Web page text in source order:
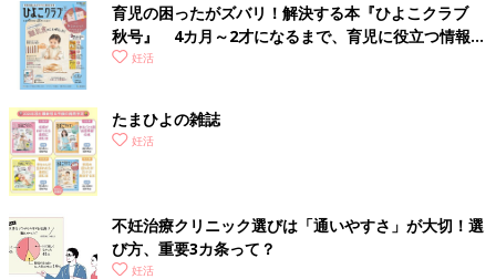
育児の困ったがズバリ！解決する本『ひよこクラブ
秋号』 4カ月～2才になるまで、育児に役立つ情報が
いっぱい！
妊活
たまひよの雑誌
妊活
不妊治療クリニック選びは「通いやすさ」が大切！選
び方、重要3カ条って？
妊活